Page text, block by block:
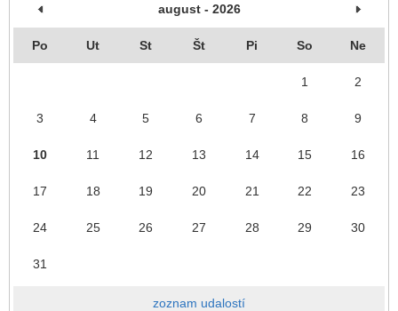
august - 2026
Po Ut St Št Pi So Ne
1 2
3 4 5 6 7 8 9
10 11 12 13 14 15 16
17 18 19 20 21 22 23
24 25 26 27 28 29 30
31
zoznam udalostí